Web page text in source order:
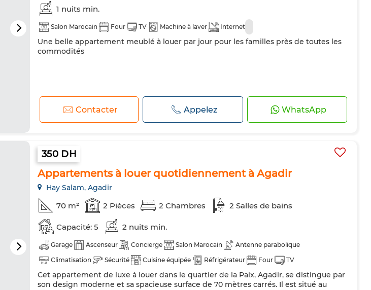
1 nuits min.
Salon Marocain Four TV Machine à laver Internet
Une belle appartement meublé à louer par jour pour les familles près de toutes les
commodités
Contacter Appelez WhatsApp
350 DH
Appartements à louer quotidiennement à Agadir
Hay Salam, Agadir
70 m² 2 Pièces 2 Chambres 2 Salles de bains
Capacité: 5 2 nuits min.
Garage Ascenseur Concierge Salon Marocain
Antenne parabolique
Climatisation
Sécurité Cuisine équipée Réfrigérateur Four
TV
Machine à laver
Micro-ondes Internet
Cet appartement de luxe à louer dans le quartier de la Paix, Agadir, se distingue par
son design moderne et sa spacieuse surface de 70 mètres carrés. Il est situé au